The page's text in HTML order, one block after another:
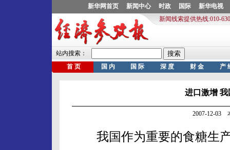
进口激增
2007-12-03
我国作为重要的食糖生产